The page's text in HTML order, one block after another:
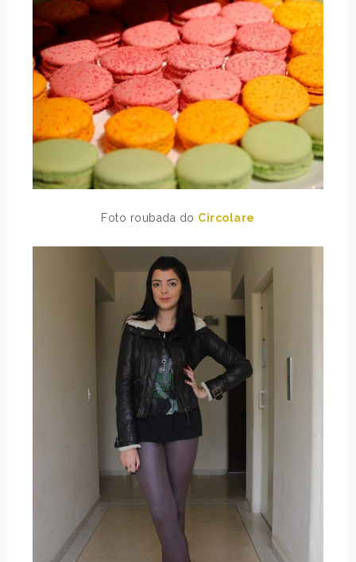
Foto roubada do Circolare